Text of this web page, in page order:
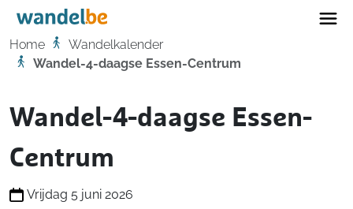
Home
Home
Wandelkalender
Wandel-4-daagse Essen-Centrum
Wandel-4-daagse Essen-
Centrum
Vrijdag 5 juni 2026